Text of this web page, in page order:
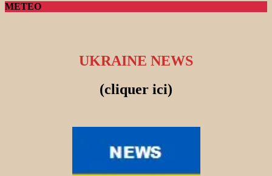
METEO
UKRAINE NEWS
(cliquer ici)